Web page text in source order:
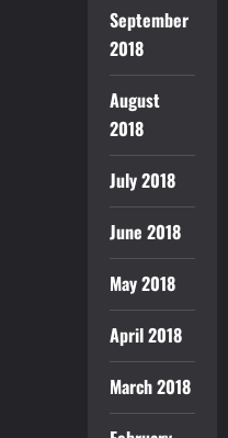
September
2018
August
2018
July 2018
June 2018
May 2018
April 2018
March 2018